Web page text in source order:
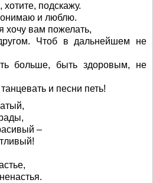
подскажу.
и люблю.
хочу вам пожелать,
Чтоб в дальнейшем не
больше, быть здоровым, не
и песни петь!
–